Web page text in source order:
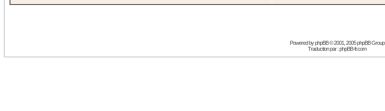
Powered byphpBB© 2001, 2005 phpBB Group
Traduction par :phpBB-fr.com